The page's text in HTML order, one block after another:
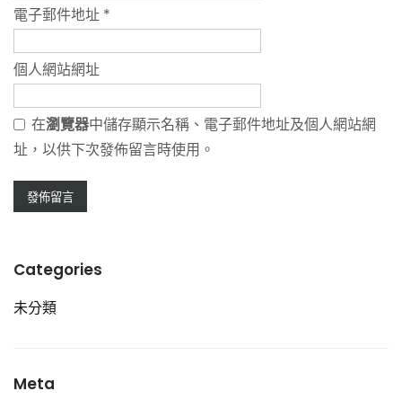
電子郵件地址 *
個人網站網址
在瀏覽器中儲存顯示名稱、電子郵件地址及個人網站網
址，以供下次發佈留言時使用。
Categories
未分類
Meta